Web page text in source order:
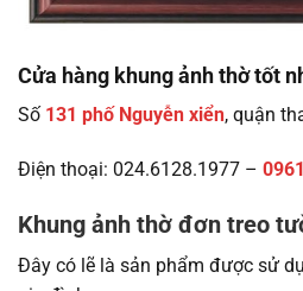
Cửa hàng khung ảnh thờ tốt
Số 131 phố Nguyễn xiển, quận
Điện thoại: 024.6128.1977 –
Khung ảnh thờ đơn treo
Đây có lẽ là sản phẩm được sử